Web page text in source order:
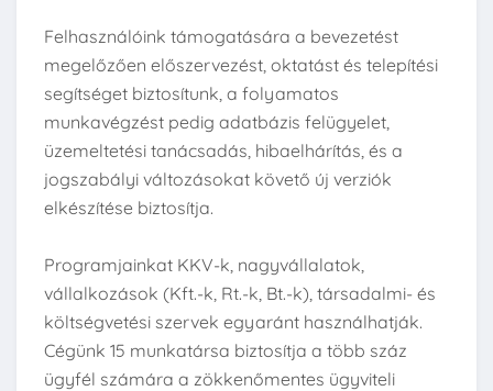
Felhasználóink támogatására a bevezetést
megelőzően előszervezést, oktatást és telepítési
segítséget biztosítunk, a folyamatos
munkavégzést pedig adatbázis felügyelet,
üzemeltetési tanácsadás, hibaelhárítás, és a
jogszabályi változásokat követő új verziók
elkészítése biztosítja.
Programjainkat KKV-k, nagyvállalatok,
vállalkozások (Kft.-k, Rt.-k, Bt.-k), társadalmi- és
költségvetési szervek egyaránt használhatják.
Cégünk 15 munkatársa biztosítja a több száz
ügyfél számára a zökkenőmentes ügyviteli